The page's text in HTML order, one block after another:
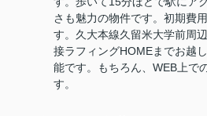
さも魅力の物件です。初期費
す。久大本線久留米大学前周
接ラフィングHOMEまでお越
能です。もちろん、WEB上で
す。